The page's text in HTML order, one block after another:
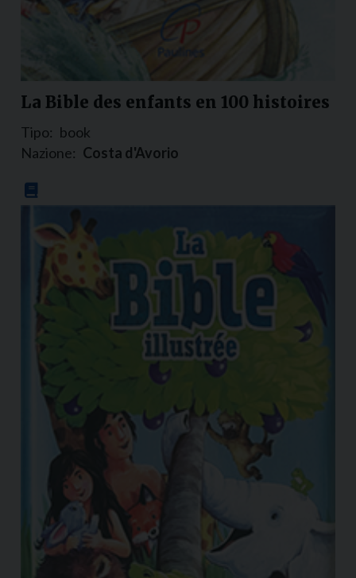
La Bible des enfants en 100 histoires
Tipo: book
Nazione: Costa d'Avorio